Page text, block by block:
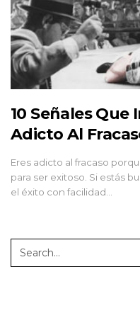
10 Señales Que
Adicto Al
Eres adicto al fracaso
para ser exitoso. Si estás
el éxito con facilidad…